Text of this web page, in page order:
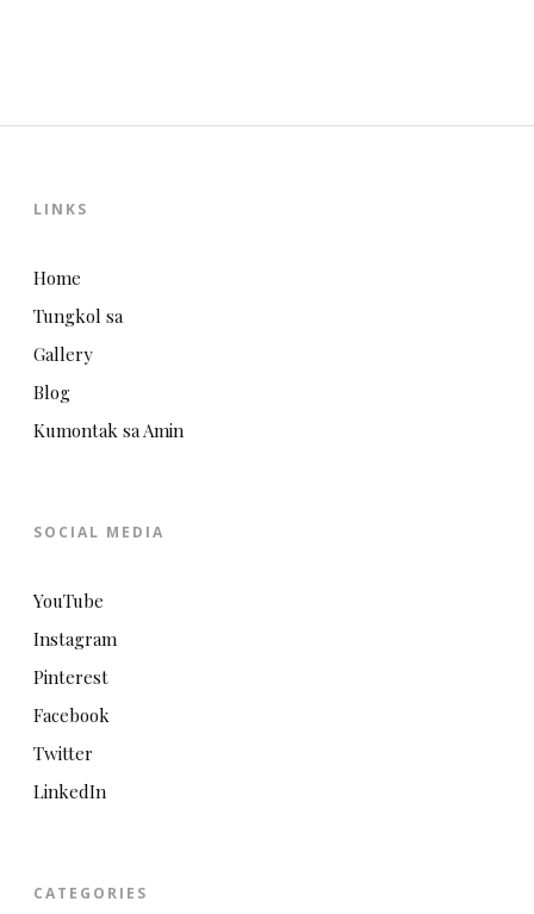
LINKS
Home
Tungkol sa
Gallery
Blog
Kumontak sa Amin
SOCIAL MEDIA
YouTube
Instagram
Pinterest
Facebook
Twitter
LinkedIn
CATEGORIES